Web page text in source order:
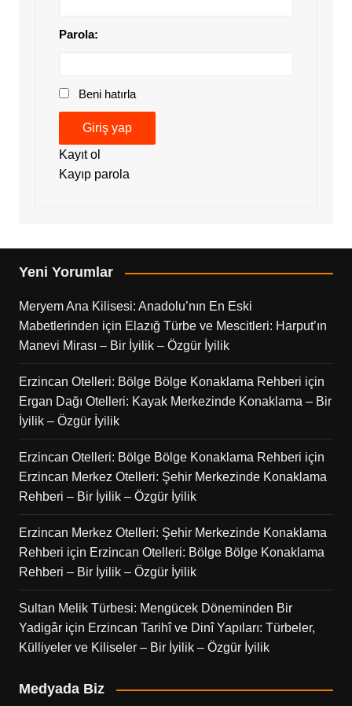
Parola:
Beni hatırla
Giriş yap
Kayıt ol
Kayıp parola
Yeni Yorumlar
Meryem Ana Kilisesi: Anadolu’nın En Eski
Mabetlerinden için Elazığ Türbe ve Mescitleri: Harput’ın
Manevi Mirası – Bir İyilik – Özgür İyilik
Erzincan Otelleri: Bölge Bölge Konaklama Rehberi için
Ergan Dağı Otelleri: Kayak Merkezinde Konaklama – Bir
İyilik – Özgür İyilik
Erzincan Otelleri: Bölge Bölge Konaklama Rehberi için
Erzincan Merkez Otelleri: Şehir Merkezinde Konaklama
Rehberi – Bir İyilik – Özgür İyilik
Erzincan Merkez Otelleri: Şehir Merkezinde Konaklama
Rehberi için Erzincan Otelleri: Bölge Bölge Konaklama
Rehberi – Bir İyilik – Özgür İyilik
Sultan Melik Türbesi: Mengücek Döneminden Bir
Yadigâriçin Erzincan Tarihî ve Dinî Yapıları: Türbeler,
Külliyeler ve Kiliseler – Bir İyilik – Özgür İyilik
Medyada Biz